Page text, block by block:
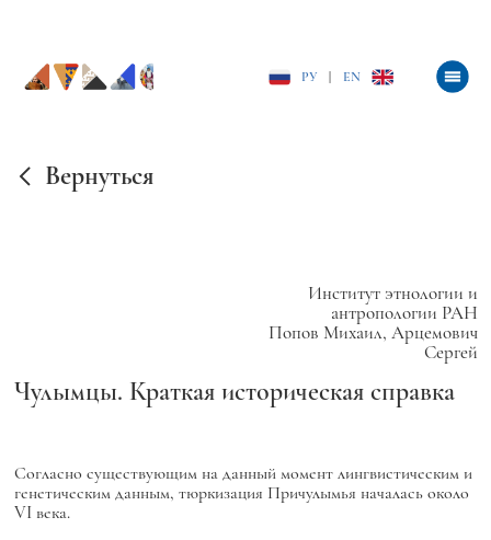
РУ EN
Вернуться
Институт этнологии и
антропологии РАН
Попов Михаил, Арцемович
Сергей
Чулымцы. Краткая историческая справка
Согласно существующим на данный момент лингвистическим и
генетическим данным, тюркизация Причулымья началась около
VI века.